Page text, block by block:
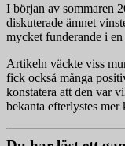
I början av sommaren
diskuterade ämnet
mycket funderande i
Artikeln väckte viss
fick också många
konstatera att den var
bekanta efterlystes mer